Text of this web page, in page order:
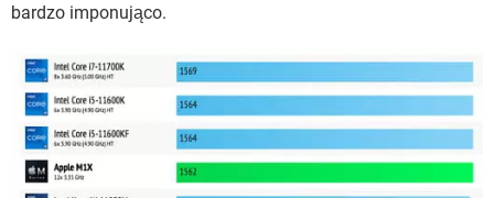
bardzo imponująco.